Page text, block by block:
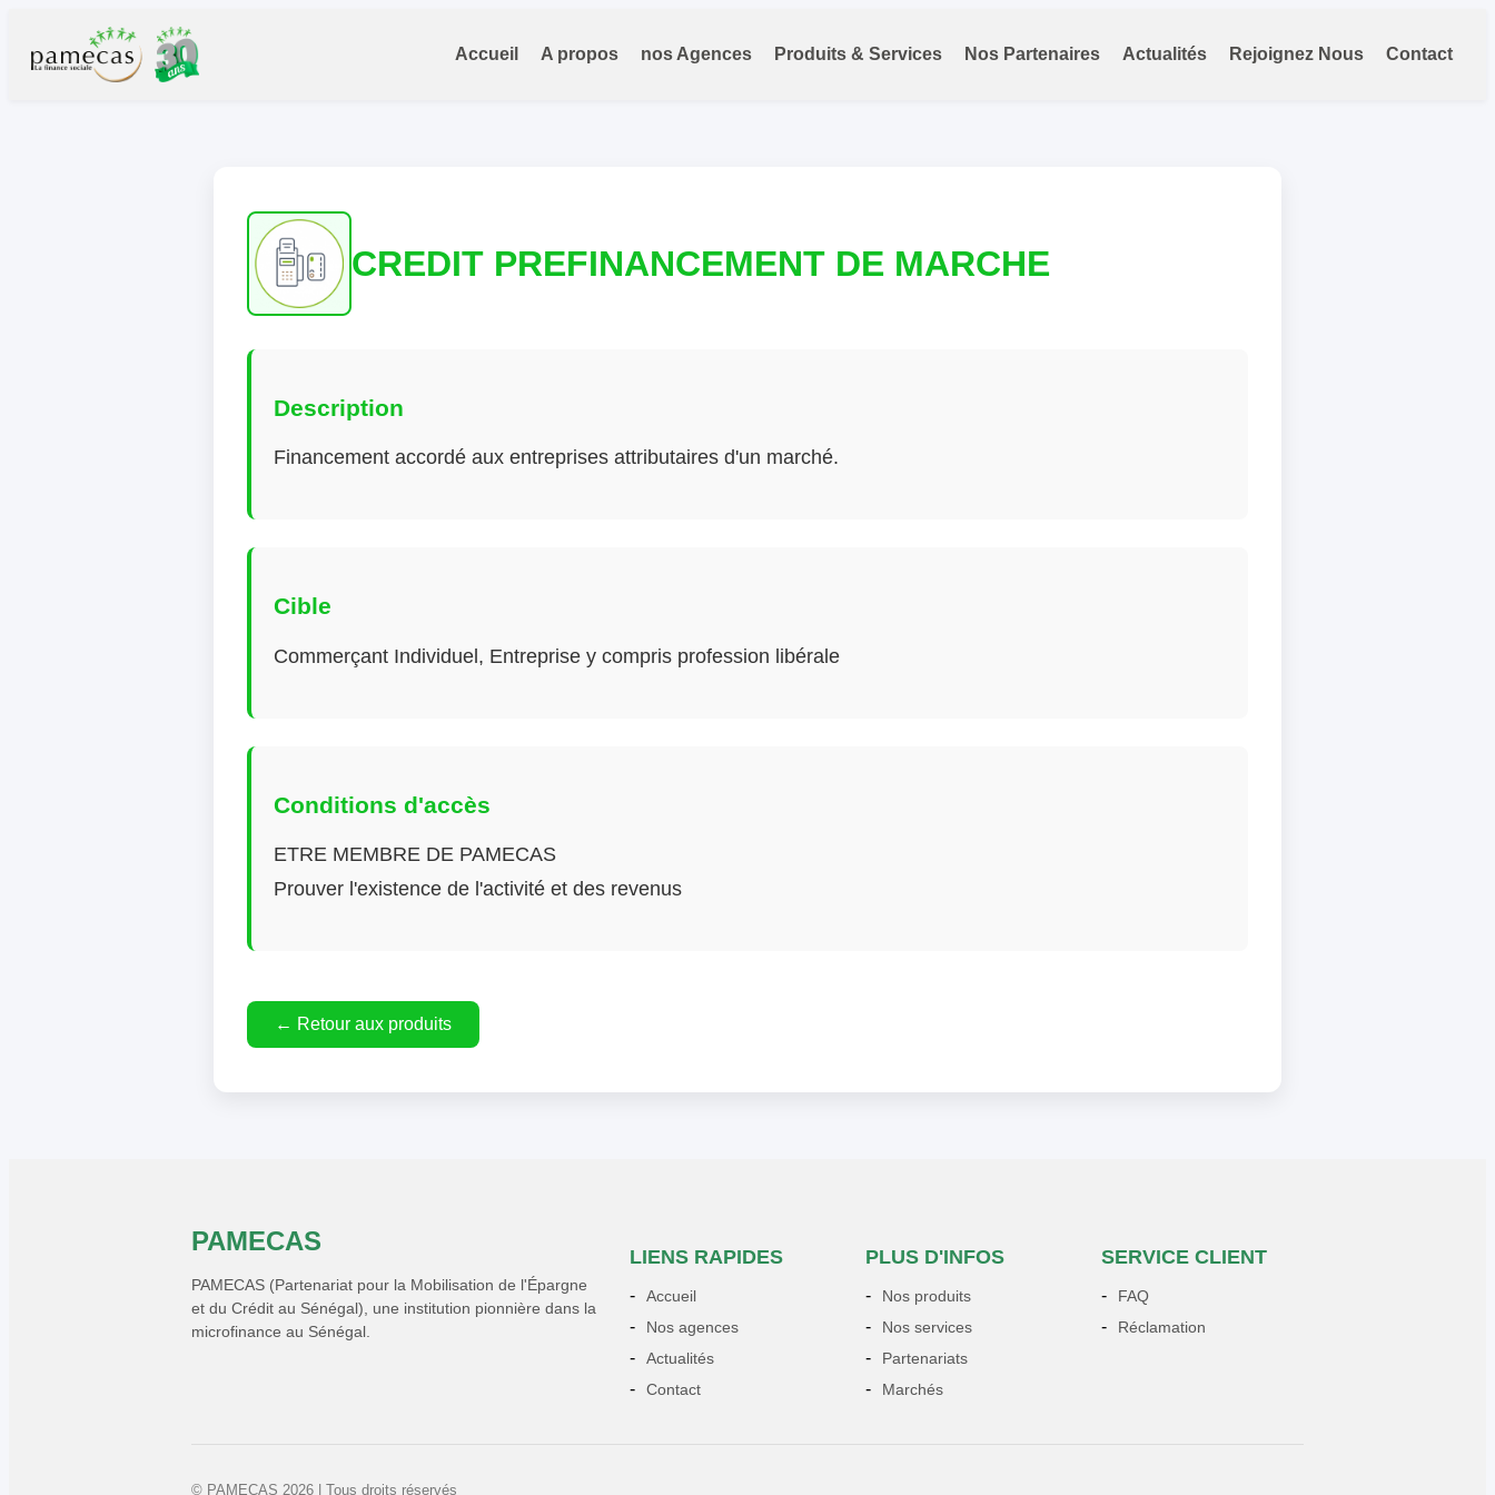
Accueil A propos nos Agences Produits & Services Nos Partenaires Actualités Rejoignez Nous Contact
CREDIT PREFINANCEMENT DE MARCHE
Description
Financement accordé aux entreprises attributaires d'un marché.
Cible
Commerçant Individuel, Entreprise y compris profession libérale
Conditions d'accès
ETRE MEMBRE DE PAMECAS
Prouver l'existence de l'activité et des revenus
← Retour aux produits
PAMECAS
PAMECAS (Partenariat pour la Mobilisation de l'Épargne
et du Crédit au Sénégal), une institution pionnière dans la
microfinance au Sénégal.
LIENS RAPIDES
Accueil
Nos agences
Actualités
Contact
PLUS D'INFOS
Nos produits
Nos services
Partenariats
Marchés
SERVICE CLIENT
FAQ
Réclamation
© PAMECAS 2026 | Tous droits réservés